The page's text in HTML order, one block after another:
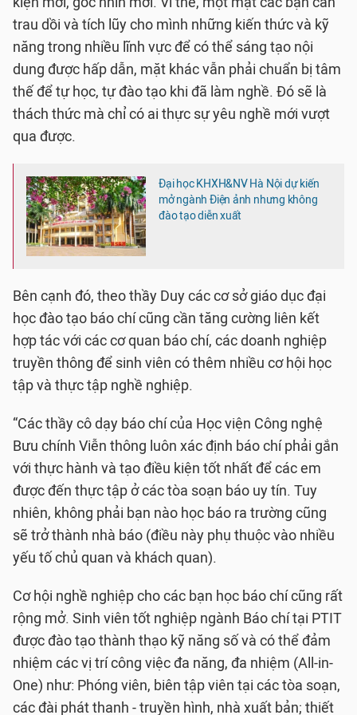
trau dồi và tích lũy cho mình những kiến thức và kỹ
năng trong nhiều lĩnh vực để có thể sáng tạo nội
dung được hấp dẫn, mặt khác vẫn phải chuẩn bị tâm
thế để tự học, tự đào tạo khi đã làm nghề. Đó sẽ là
thách thức mà chỉ có ai thực sự yêu nghề mới vượt
qua được.
Đại học KHXH&NV Hà Nội dự kiến
mở ngành Điện ảnh nhưng không
đào tạo diễn xuất
Bên cạnh đó, theo thầy Duy các cơ sở giáo dục đại
học đào tạo báo chí cũng cần tăng cường liên kết
hợp tác với các cơ quan báo chí, các doanh nghiệp
truyền thông để sinh viên có thêm nhiều cơ hội học
tập và thực tập nghề nghiệp.
“Các thầy cô dạy báo chí của Học viện Công nghệ
Bưu chính Viễn thông luôn xác định báo chí phải gắn
với thực hành và tạo điều kiện tốt nhất để các em
được đến thực tập ở các tòa soạn báo uy tín. Tuy
nhiên, không phải bạn nào học báo ra trường cũng
sẽ trở thành nhà báo (điều này phụ thuộc vào nhiều
yếu tố chủ quan và khách quan).
Cơ hội nghề nghiệp cho các bạn học báo chí cũng rất
rộng mở. Sinh viên tốt nghiệp ngành Báo chí tại PTIT
được đào tạo thành thạo kỹ năng số và có thể đảm
nhiệm các vị trí công việc đa năng, đa nhiệm (All-in-
One) như: Phóng viên, biên tập viên tại các tòa soạn,
các đài phát thanh - truyền hình, nhà xuất bản; thiết